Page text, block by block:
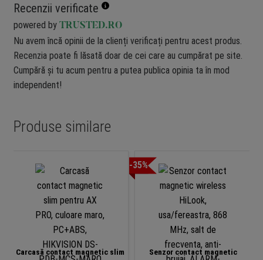
Recenzii verificate
powered by TRUSTED.RO
Nu avem încă opinii de la clienți verificați pentru acest produs.
Recenzia poate fi lăsată doar de cei care au cumpărat pe site.
Cumpără și tu acum pentru a putea publica opinia ta în mod
independent!
Produse similare
Carcasă contact magnetic slim
-35%
Senzor contact magnetic